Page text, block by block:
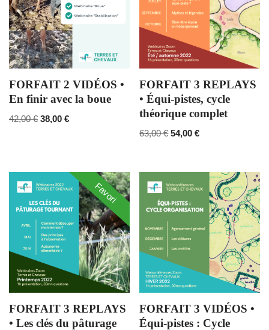
FORFAIT 2 VIDÉOS •
En finir avec la boue
42,00€ 38,00 €
FORFAIT 3 REPLAYS
• Équi-pistes, cycle
théorique complet
63,00€ 54,00€
Favori
FORFAIT 3 REPLAYS
• Les clés du pâturage
FORFAIT 3 VIDÉOS •
Équi-pistes : Cycle